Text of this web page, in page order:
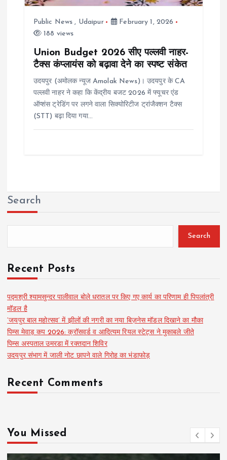
Public News , Udaipur
February 1, 2026
188 views
Union Budget 2026 सीए पल्लवी नाहर-
टैक्स कंप्लायंस को बढ़ावा देने का स्पष्ट संकेत
उदयपुर (अमोलक न्यूज Amolak News)। उदयपुर के CA
पल्लवी नाहर ने कहा कि केंद्रीय बजट 2026 में फ्यूचर एंड
ऑप्शंस ट्रेडिंग पर लगने वाला सिक्योरिटीज ट्रांजैक्शन टैक्स
(STT) बढ़ा दिया गया…
Search
Search
Recent Posts
पद्मश्री श्यामसुन्दर पालीवाल बोले धरातल पर किए गए कार्य का परिणाम ही पिपलांत्री
मॉडल है
‘जयपुर बाल महोत्सव’ में झीलों की नगरी का नया बिज़नेस मॉडल दिखाने का मौका
पिम्स मेवाड़ कप 2026: क्रॉसवर्ड व आदित्यम रियल स्टेट्स ने मुकाबले जीते
पिम्स अस्पताल उमरडा में रक्तदान शिविर
उदयपुर संभाग में जाली नोट छापने वाले गिरोह का भंडाफोड़
Recent Comments
You Missed